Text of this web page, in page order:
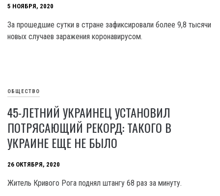
5 НОЯБРЯ, 2020
За прошедшие сутки в стране зафиксировали более 9,8 тысячи
новых случаев заражения коронавирусом.
ОБЩЕСТВО
45-ЛЕТНИЙ УКРАИНЕЦ УСТАНОВИЛ
ПОТРЯСАЮЩИЙ РЕКОРД: ТАКОГО В
УКРАИНЕ ЕЩЕ НЕ БЫЛО
26 ОКТЯБРЯ, 2020
Житель Кривого Рога поднял штангу 68 раз за минуту.